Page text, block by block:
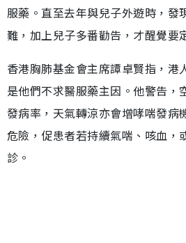
服藥。直至去年與兒子外遊時，發
難，加上兒子多番勸告，才醒覺要
香港胸肺基金會主席譚卓賢指，港
是他們不求醫服藥主因。他警告，
發病率，天氣轉涼亦會增哮喘發病
危險，促患者若持續氣喘、咳血，
診。